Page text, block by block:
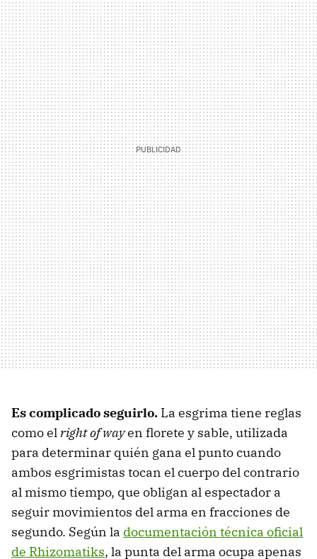
Es complicado seguirlo. La esgrima tiene reglas
como elright of wayen florete y sable, utilizada
para determinar quién gana el punto cuando
ambos esgrimistas tocan el cuerpo del contrario
al mismo tiempo, que obligan al espectador a
seguir movimientos del arma en fracciones de
segundo. Según la documentación técnica oficial
de Rhizomatiks, la punta del arma ocupa apenas